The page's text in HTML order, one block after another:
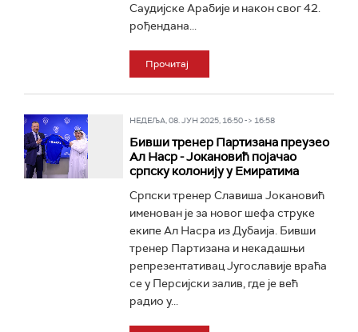
Саудијске Арабије и након свог 42.
рођендана...
Прочитај
НЕДЕЉА, 08. ЈУН 2025, 16:50 -> 16:58
Бивши тренер Партизана преузео
Ал Наср - Јокановић појачао
српску колонију у Емиратима
Српски тренер Славиша Јокановић
именован је за новог шефа струке
екипе Ал Насра из Дубаија. Бивши
тренер Партизана и некадашњи
репрезентативац Југославије враћа
се у Персијски залив, где је већ
радио у...